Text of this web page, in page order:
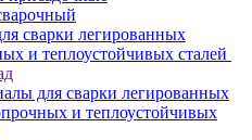
сварки легированных
и теплоустойчивых сталей
для сварки легированных
и теплоустойчивых